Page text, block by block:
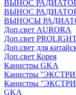
ВЫНОС
ВЫНОС
ВЫНОСЫ
Доп.свет AURORA
Доп.свет
Доп.свет для
Доп.свет Корея
Канистры GKA
Канистры
Канистры
GKA